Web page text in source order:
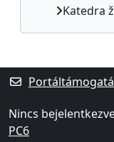
Katedra
Kiegészítő
Nincs
PC6